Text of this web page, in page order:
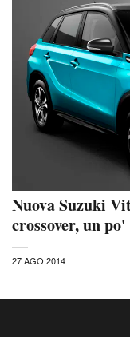
Nuova Suzuki
crossover, un
27 AGO 2014